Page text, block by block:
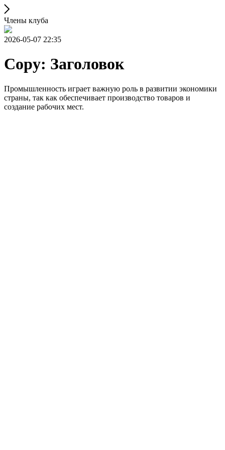
Члены клуба
2026-05-07 22:35
Copy: Заголовок
Промышленность играет важную роль в развитии экономики
страны, так как обеспечивает производство товаров и
создание рабочих мест.